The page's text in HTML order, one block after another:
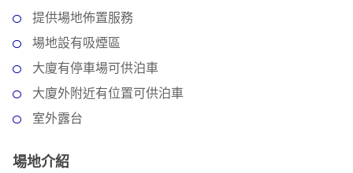
場
奇
提供場地佈置服務
場地設有吸煙區
大廈有停車場可供泊車
大廈外附近有位置可供泊車
室外露台
場地介紹